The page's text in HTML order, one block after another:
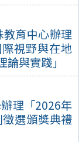
育中心辦理
際視野與在地
與實踐」
理「2026年
徵選頒獎典禮